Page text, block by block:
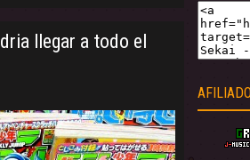
llegar a todo el